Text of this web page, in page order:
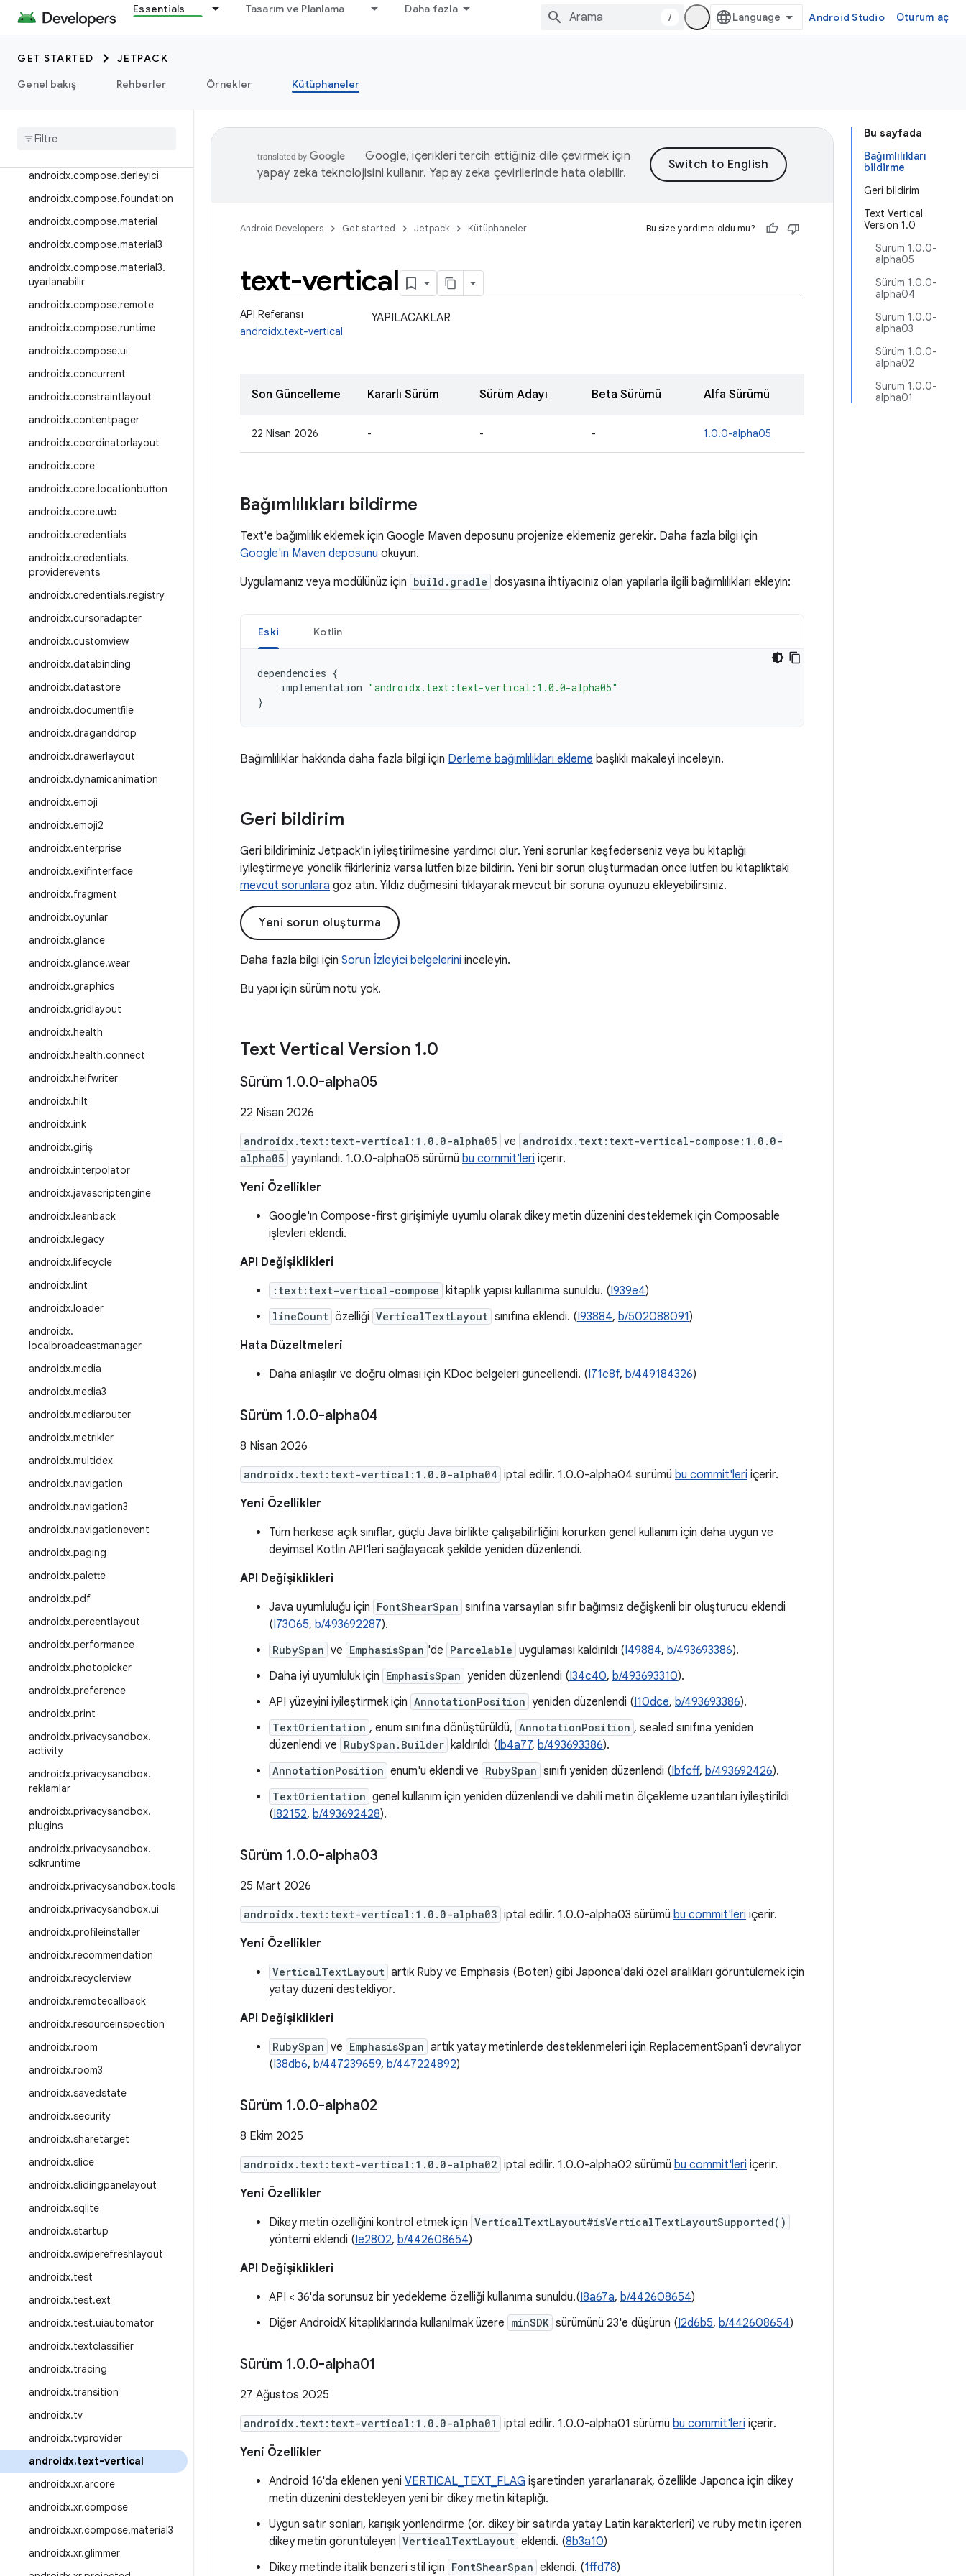
Essentials Tasarım ve Planlama Daha fazla
/ Android Studio Oturum aç
GET STARTED
JETPACK
Genel bakış
Rehberler Örnekler Kütüphaneler
androidx.camera.viewfinder
androidx.car
androidx.car.app
androidx.cardview
androidx.compose.derleyici
androidx.compose.foundation
androidx.compose.material
androidx.compose.material3
androidx.compose.material3.
uyarlanabilir
androidx.compose.remote
androidx.compose.runtime
androidx.compose.ui
androidx.concurrent
androidx.constraintlayout
androidx.contentpager
androidx.coordinatorlayout
androidx.core
androidx.core.locationbutton
androidx.core.uwb
androidx.credentials
androidx.credentials.
providerevents
androidx.credentials.registry
androidx.cursoradapter
androidx.customview
androidx.databinding
androidx.datastore
androidx.documentfile
androidx.draganddrop
androidx.drawerlayout
androidx.dynamicanimation
androidx.emoji
androidx.emoji2
androidx.enterprise
androidx.exifinterface
androidx.fragment
androidx.oyunlar
androidx.glance
androidx.glance.wear
androidx.graphics
androidx.gridlayout
androidx.health
androidx.health.connect
androidx.heifwriter
androidx.hilt
androidx.ink
androidx.giriş
androidx.interpolator
androidx.javascriptengine
androidx.leanback
androidx.legacy
androidx.lifecycle
androidx.lint
androidx.loader
androidx.
localbroadcastmanager
androidx.media
androidx.media3
androidx.mediarouter
androidx.metrikler
androidx.multidex
androidx.navigation
androidx.navigation3
androidx.navigationevent
androidx.paging
androidx.palette
androidx.pdf
androidx.percentlayout
androidx.performance
androidx.photopicker
androidx.preference
androidx.print
androidx.privacysandbox.
activity
androidx.privacysandbox.
reklamlar
androidx.privacysandbox.
plugins
androidx.privacysandbox.
sdkruntime
androidx.privacysandbox.tools
androidx.privacysandbox.ui
androidx.profileinstaller
androidx.recommendation
androidx.recyclerview
androidx.remotecallback
androidx.resourceinspection
androidx.room
androidx.room3
androidx.savedstate
androidx.security
androidx.sharetarget
androidx.slice
androidx.slidingpanelayout
androidx.sqlite
androidx.startup
androidx.swiperefreshlayout
androidx.test
androidx.test.ext
androidx.test.uiautomator
androidx.textclassifier
androidx.tracing
androidx.transition
androidx.tv
androidx.tvprovider
androidx.text-vertical
androidx.xr.arcore
androidx.xr.compose
androidx.xr.compose.material3
androidx.xr.glimmer
Bu sayfada
Bağımlılıkları
bildirme
Geri bildirim
Text Vertical
Version 1.0
Sürüm 1.0.0-
alpha05
Sürüm 1.0.0-
alpha04
Sürüm 1.0.0-
alpha03
Sürüm 1.0.0-
alpha02
Sürüm 1.0.0-
alpha01
Google, içerikleri tercih ettiğiniz dile çevirmek için
yapay zeka teknolojisini kullanır. Yapay zeka çevirilerinde hata olabilir.
Android Developers Get started Jetpack Kütüphaneler Bu size yardımcı oldu mu?
text-vertical
API Referansı
androidx.text-vertical
YAPILACAKLAR
Son Güncelleme Kararlı Sürüm Sürüm Adayı Beta Sürümü Alfa Sürümü
22 Nisan 2026 - - - 1.0.0-alpha05
Bağımlılıkları bildirme
Text'e bağımlılık eklemek için Google Maven deposunu projenize eklemeniz gerekir. Daha fazla bilgi için
Google'ın Maven deposunu okuyun.
Uygulamanız veya modülünüz için build.gradle dosyasına ihtiyacınız olan yapılarla ilgili bağımlılıkları ekleyin:
Eski Kotlin
dependencies {
implementation "androidx.text:text-vertical:1.0.0-alpha05"
}
Bağımlılıklar hakkında daha fazla bilgi için Derleme bağımlılıkları ekleme başlıklı makaleyi inceleyin.
Geri bildirim
Geri bildiriminiz Jetpack'in iyileştirilmesine yardımcı olur. Yeni sorunlar keşfederseniz veya bu kitaplığı
iyileştirmeye yönelik fikirleriniz varsa lütfen bize bildirin. Yeni bir sorun oluşturmadan önce lütfen bu kitaplıktaki
mevcut sorunlara göz atın. Yıldız düğmesini tıklayarak mevcut bir soruna oyunuzu ekleyebilirsiniz.
Yeni sorun oluşturma
Daha fazla bilgi için Sorun İzleyici belgelerini inceleyin.
Bu yapı için sürüm notu yok.
Text Vertical Version 1.0
Sürüm 1.0.0-alpha05
22 Nisan 2026
androidx.text:text-vertical:1.0.0-alpha05 ve androidx.text:text-vertical-compose:1.0.0-
alpha05 yayınlandı. 1.0.0-alpha05 sürümü bu commit'leri içerir.
Yeni Özellikler
Google'ın Compose-first girişimiyle uyumlu olarak dikey metin düzenini desteklemek için Composable
işlevleri eklendi.
API Değişiklikleri
:text:text-vertical-compose kitaplık yapısı kullanıma sunuldu. (I939e4)
lineCount özelliği VerticalTextLayout sınıfına eklendi. (I93884, b/502088091)
Hata Düzeltmeleri
Daha anlaşılır ve doğru olması için KDoc belgeleri güncellendi. (I71c8f, b/449184326)
Sürüm 1.0.0-alpha04
8 Nisan 2026
androidx.text:text-vertical:1.0.0-alpha04 iptal edilir. 1.0.0-alpha04 sürümü bu commit'leri içerir.
Yeni Özellikler
Tüm herkese açık sınıflar, güçlü Java birlikte çalışabilirliğini korurken genel kullanım için daha uygun ve
deyimsel Kotlin API'leri sağlayacak şekilde yeniden düzenlendi.
API Değişiklikleri
Java uyumluluğu için FontShearSpan sınıfına varsayılan sıfır bağımsız değişkenli bir oluşturucu eklendi
(I73065, b/493692287).
RubySpan ve EmphasisSpan 'de Parcelable uygulaması kaldırıldı (I49884, b/493693386).
Daha iyi uyumluluk için EmphasisSpan yeniden düzenlendi (I34c40, b/493693310).
API yüzeyini iyileştirmek için AnnotationPosition yeniden düzenlendi (I10dce, b/493693386).
TextOrientation , enum sınıfına dönüştürüldü, AnnotationPosition , sealed sınıfına yeniden
düzenlendi ve RubySpan.Builder kaldırıldı (Ib4a77, b/493693386).
AnnotationPosition enum'u eklendi ve RubySpan sınıfı yeniden düzenlendi (Ibfcff, b/493692426).
TextOrientation genel kullanım için yeniden düzenlendi ve dahili metin ölçekleme uzantıları iyileştirildi
(I82152, b/493692428).
Sürüm 1.0.0-alpha03
25 Mart 2026
androidx.text:text-vertical:1.0.0-alpha03 iptal edilir. 1.0.0-alpha03 sürümü bu commit'leri içerir.
Yeni Özellikler
VerticalTextLayout artık Ruby ve Emphasis (Boten) gibi Japonca'daki özel aralıkları görüntülemek için
yatay düzeni destekliyor.
API Değişiklikleri
RubySpan ve EmphasisSpan artık yatay metinlerde desteklenmeleri için ReplacementSpan'i devralıyor
(I38db6, b/447239659, b/447224892)
Sürüm 1.0.0-alpha02
8 Ekim 2025
androidx.text:text-vertical:1.0.0-alpha02 iptal edilir. 1.0.0-alpha02 sürümü bu commit'leri içerir.
Yeni Özellikler
Dikey metin özelliğini kontrol etmek için VerticalTextLayout#isVerticalTextLayoutSupported()
yöntemi eklendi (Ie2802, b/442608654)
API Değişiklikleri
API < 36'da sorunsuz bir yedekleme özelliği kullanıma sunuldu.(I8a67a, b/442608654)
Diğer AndroidX kitaplıklarında kullanılmak üzere minSDK sürümünü 23'e düşürün (I2d6b5, b/442608654)
Sürüm 1.0.0-alpha01
27 Ağustos 2025
androidx.text:text-vertical:1.0.0-alpha01 iptal edilir. 1.0.0-alpha01 sürümü bu commit'leri içerir.
Yeni Özellikler
Android 16'da eklenen yeni VERTICAL_TEXT_FLAG işaretinden yararlanarak, özellikle Japonca için dikey
metin düzenini destekleyen yeni bir dikey metin kitaplığı.
Uygun satır sonları, karışık yönlendirme (ör. dikey bir satırda yatay Latin karakterleri) ve ruby metin içeren
dikey metin görüntüleyen VerticalTextLayout eklendi. (8b3a10)
Dikey metinde italik benzeri stil için FontShearSpan eklendi. (1ffd78)